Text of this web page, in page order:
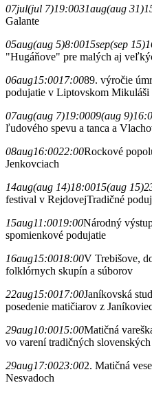
07jul(jul 7)19:0031aug(aug 31)
Galante
05aug(aug 5)8:0015sep(sep 15)
"Hugáňove" pre malých aj
06aug15:0017:0089. výročie
podujatie v Liptovskom Mikuláši
07aug(aug 7)19:0009(aug 9)
ľudového spevu a tanca a
08aug16:0022:00Rockové
Jenkovciach
14aug(aug 14)18:0015(aug 15)
festival v RejdovejTradičné
15aug11:0019:00Národný
spomienkové podujatie
16aug15:0018:00V Trebišove,
folklórnych skupín a súborov
22aug15:0017:00Janíkovská
posedenie matičiarov z
29aug10:0015:00Matičná
vo varení tradičných
29aug17:0023:002. Matičná
Nesvadoch